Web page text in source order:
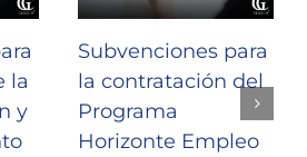
la
y
Subvenciones para
la contratación del
Programa
Horizonte Empleo